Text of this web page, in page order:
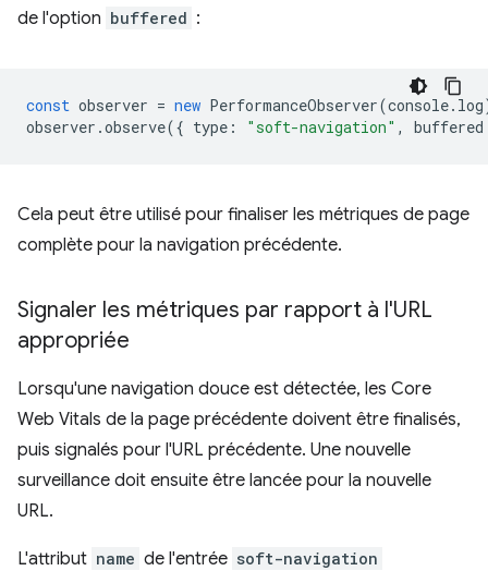
de l'option buffered :
const observer = new PerformanceObserver(console. log
observer .observe({ type : "soft-navigation" , buffered
Cela peut être utilisé pour finaliser les métriques de page
complète pour la navigation précédente.
Signaler les métriques par rapport à l'URL
appropriée
Lorsqu'une navigation douce est détectée, les Core
Web Vitals de la page précédente doivent être finalisés,
puis signalés pour l'URL précédente. Une nouvelle
surveillance doit ensuite être lancée pour la nouvelle
URL.
L'attribut name de l'entrée soft-navigation